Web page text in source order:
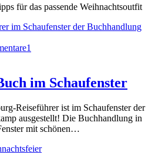
für das passende Weihnachtsoutfit
1
im Schaufenster
Reiseführer ist im Schaufenster der
ausgestellt! Die Buchhandlung in
mit schönen…